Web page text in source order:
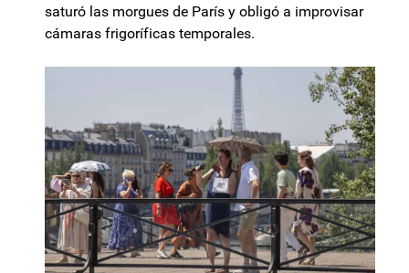
saturó las morgues de París y obligó a improvisar
cámaras frigoríficas temporales.